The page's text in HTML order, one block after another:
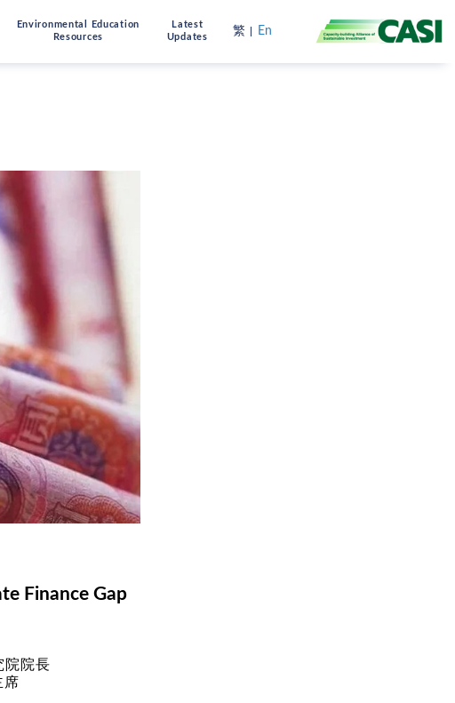
Environmental Education
Resources
Latest
Updates
繁 En
Finance Gap
院院長
席